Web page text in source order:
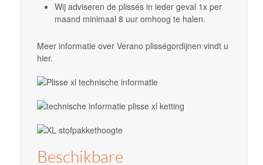
Wij adviseren de plissés in ieder geval 1x per
maand minimaal 8 uur omhoog te halen.
Meer informatie over Verano plisségordijnen vindt u
hier.
Beschikbare